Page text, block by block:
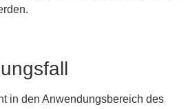
in den Anwendungsbereich des